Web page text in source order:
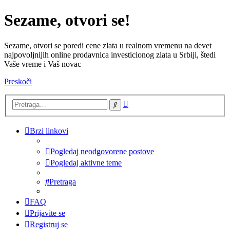
Sezame, otvori se!
Sezame, otvori se poredi cene zlata u realnom vremenu na devet
najpovoljnijih online prodavnica investicionog zlata u Srbiji, štedi
Vaše vreme i Vaš novac
Preskoči
Pretraga
Brzi linkovi
Pogledaj neodgovorene postove
Pogledaj aktivne teme
Pretraga
FAQ
Prijavite se
Registruj se